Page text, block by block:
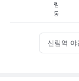
림
동
신림역 야